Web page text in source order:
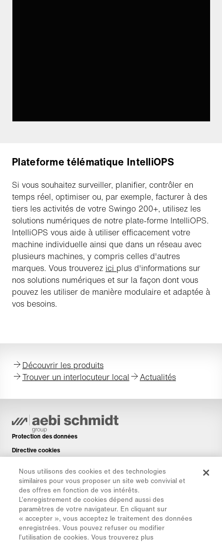
Plateforme télématique IntelliOPS
Si vous souhaitez surveiller, planifier, contrôler en
temps réel, optimiser ou, par exemple, facturer à des
tiers les activités de votre Swingo 200+, utilisez les
solutions numériques de notre plate-forme IntelliOPS.
IntelliOPS vous aide à utiliser efficacement votre
machine individuelle ainsi que dans un réseau avec
plusieurs machines, y compris celles d'autres
marques. Vous trouverez ici plus d'informations sur
nos solutions numériques et sur la façon dont vous
pouvez les utiliser de manière modulaire et adaptée à
vos besoins.
Découvrir les produits
Trouver un interlocuteur local
Actualités
Protection des données
Directive cookies
Avis de non-responsabilité
Newsletter
Pièces de rechange
Espace de téléchargement
Calculateur de CO₂
Nous utilisons des cookies et des technologies
similaires pour vous proposer un site web convivial et
des offres en fonction de vos intérêts.
L’enregistrement de cookies dépend aussi des
paramètres de votre navigateur. En cliquant sur
« accepter », vous acceptez le traitement des données
enregistrées. Vous pouvez refuser ou modifier
l’utilisation de cookies. Vous trouverez plus